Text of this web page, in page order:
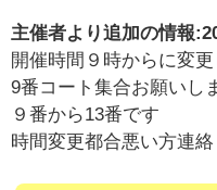
主催者より追加の情報:
開催時間９時からに変更
9番コート集合お願いし
９番から13番です
時間変更都合悪い方連